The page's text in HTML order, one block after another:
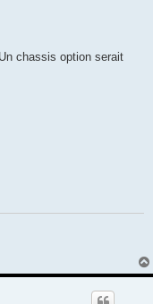
chassis option serait